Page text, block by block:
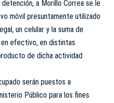
a Morillo Correa se le
móvil presuntamente utilizado
un celular y la suma de
en efectivo, en distintas
de dicha actividad
serán puestos a
Público para los fines